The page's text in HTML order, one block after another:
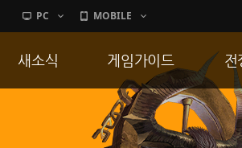
PC MOBILE
새소식 게임가이드
게임 특징
서버가이드
전
통
공